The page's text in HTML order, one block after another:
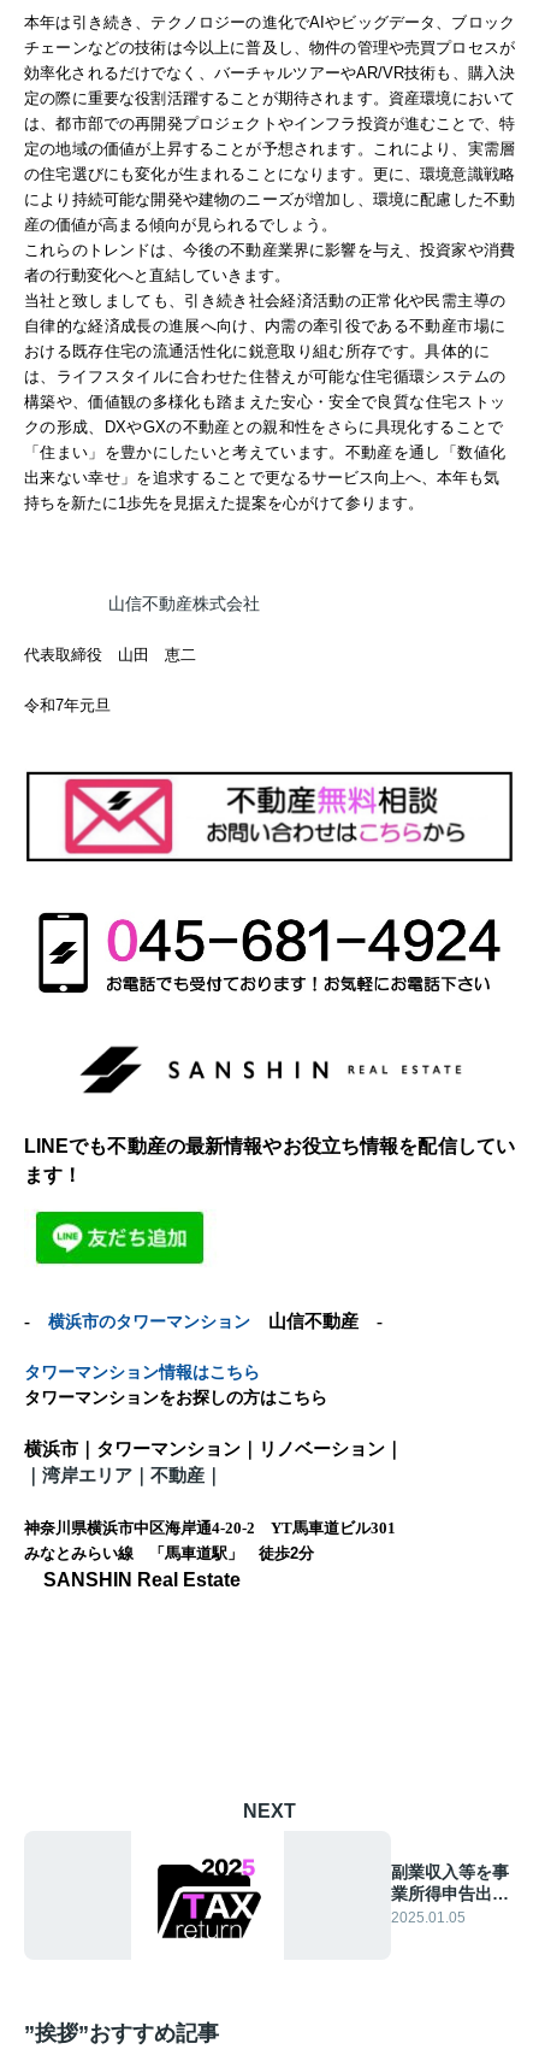
本年は引き続き、テクノロジーの進化でAIやビッグデータ、ブロック
チェーンなどの技術は今以上に普及し、物件の管理や売買プロセスが
効率化されるだけでなく、バーチャルツアーやAR/VR技術も、購入決
定の際に重要な役割活躍することが期待されます。 資産環境において
は、都市部での再開発プロジェクトやインフラ投資が進むことで、特
定の地域の価値が上昇することが予想されます。これにより、実需層
の住宅選びにも変化が生まれることになります。更に、環境意識戦略
により 持続可能な開発や建物のニーズが増加し、環境に配慮した不動
産の価値が高まる傾向が見られるでしょう。
これらのトレンドは、今後の不動産業界に影響を与え、投資家や消費
者の行動変化へと直結していきます。
当社と致しましても、引き続き社会経済活動の正常化や民需主導の
自律的な経済成長の進展へ向け、内需の牽引役である不動産市場に
おける既存住宅の流通活性化に鋭意取り組む所存です。具体的に
は、ライフスタイルに合わせた住替えが可能な住宅循環システムの
構築や、価値観の多様化も踏まえた安心・安全で良質な住宅ストッ
クの形成、DXやGXの不動産との親和性をさらに具現化することで
「住まい」を豊かにしたいと考えています。不動産を通し「数値化
出来ない幸せ」を追求することで更なるサービス向上へ、本年も気
持ちを新たに1歩先を見据えた提案を心がけて参ります。
山信不動産株式会社
代表取締役 山田 恵二
令和7年元旦
LINEでも不動産の最新情報やお役立ち情報を配信してい
ます！
- 横浜市のタワーマンション 山信不動産 -
タワーマンション情報はこちら
タワーマンションをお探しの方はこちら
横浜市｜タワーマンション｜リノベーション｜
｜ 湾岸エリア｜不動産 ｜
神奈川県横浜市中区海岸通4-20-2 YT馬車道ビル301
みなとみらい線 「馬車道駅」 徒歩2分
SANSHIN Real Estate
NEXT
副業収入等を事
業所得申告出来
るか⁈
2025.01.05
”挨拶”おすすめ記事